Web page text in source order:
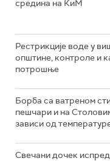
средина на КиМ
Рестрикције воде у
општине, контроле и
потрошње
Борба са ватреном
пешчари и на
зависи од
Свечани дочек